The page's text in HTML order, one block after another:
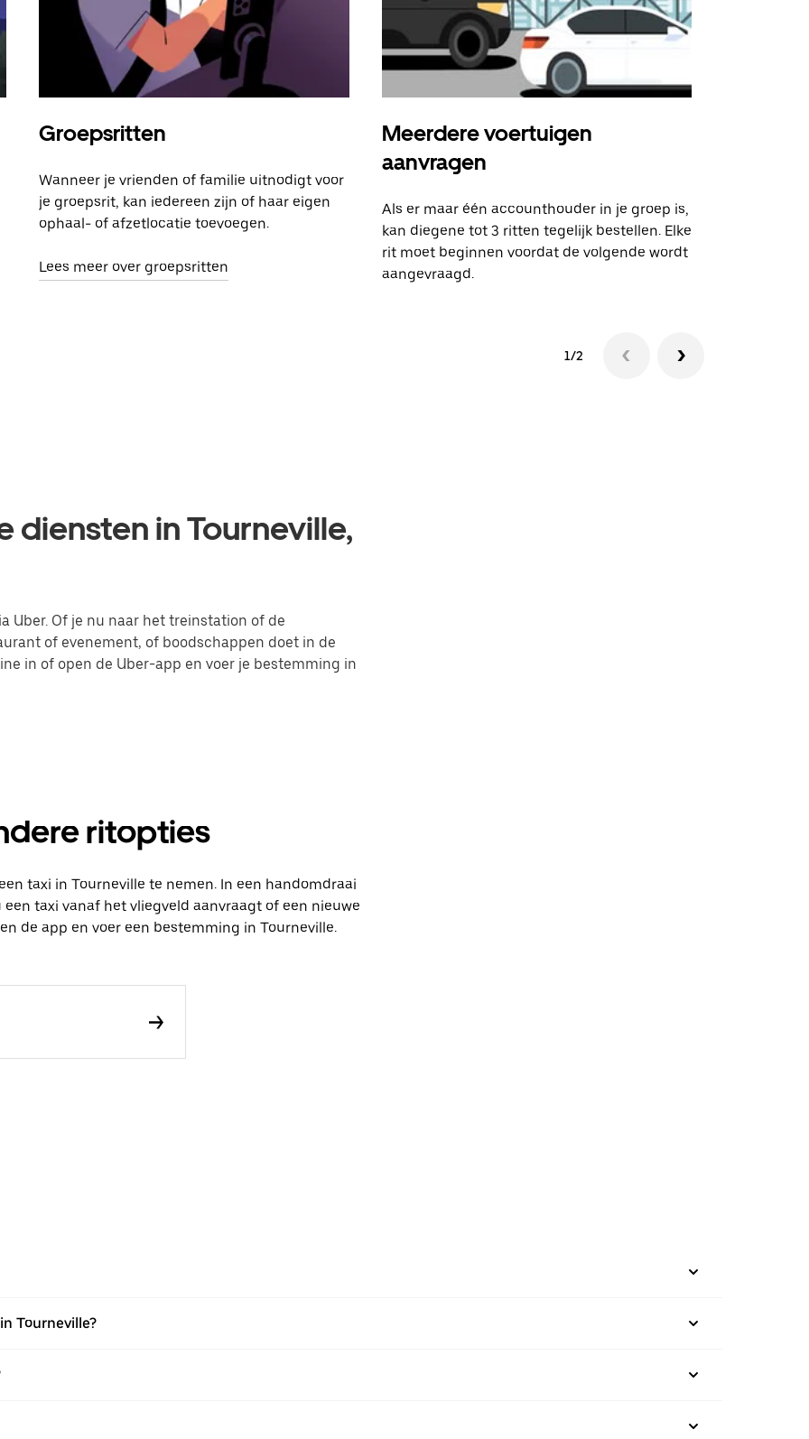
Groepsritten
Wanneer je vrienden of familie uitnodigt voor
je groepsrit, kan iedereen zijn of haar eigen
ophaal- of afzetlocatie toevoegen.
Lees meer over groepsritten
Meerdere voertuigen
aanvragen
Als er maar één accounthouder in je groep is,
kan diegene tot 3 ritten tegelijk bestellen. Elke
rit moet beginnen voordat de volgende wordt
aangevraagd.
1/2
diensten in Tourneville,
Uber. Of je nu naar het treinstation of de
of evenement, of boodschappen doet in de
in of open de Uber-app en voer je bestemming in
ritopties
taxi in Tourneville te nemen. In een handomdraai
taxi vanaf het vliegveld aanvraagt of een nieuwe
de app en voer een bestemming in Tourneville.
Tourneville?